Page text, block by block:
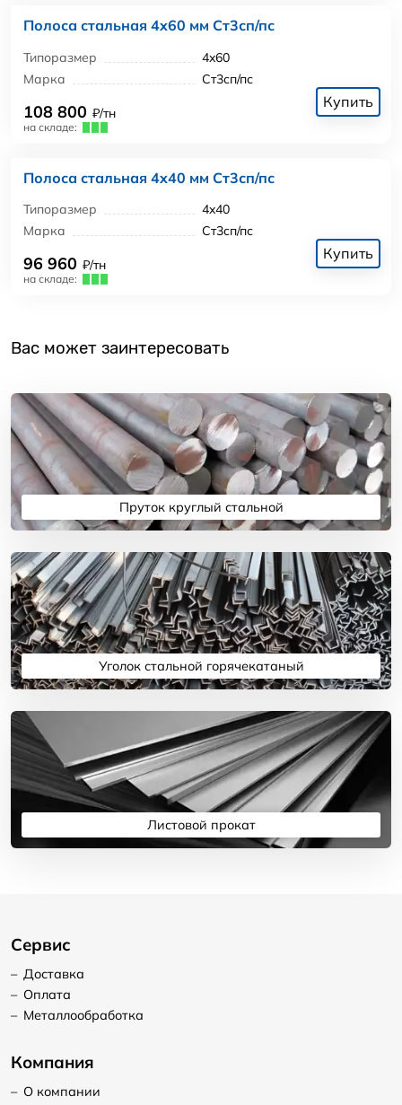
Полоса стальная 4x60 мм Ст3сп/пс
Типоразмер
4x60
Марка
Ст3сп/пс
108 800 ₽/тн
на складе:
Купить
Полоса стальная 4x40 мм Ст3сп/пс
Типоразмер
4x40
Марка
Ст3сп/пс
96 960 ₽/тн
на складе:
Купить
Вас может заинтересовать
Пруток круглый стальной
Подробнее
Уголок стальной горячекатаный
Подробнее
Листовой прокат
Подробнее
Сервис
– Доставка
– Оплата
– Металлообработка
Компания
– О компании